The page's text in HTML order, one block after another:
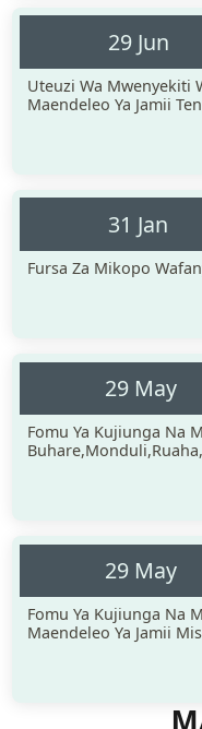
29 Jun
Uteuzi Wa Mwenyekiti
Maendeleo Ya Jamii
31 Jan
Fursa Za Mikopo
29 May
Fomu Ya Kujiunga Na
29 May
Fomu Ya Kujiunga Na
Maendeleo Ya Jamii